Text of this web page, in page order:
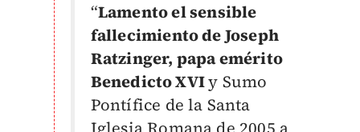
“Lamento el sensible
fallecimiento de Joseph
Ratzinger, papa emérito
Benedicto XVIy Sumo
Pontífice de la Santa